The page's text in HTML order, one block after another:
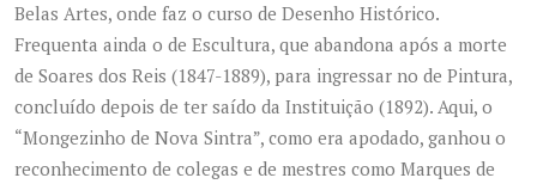
Belas Artes, onde faz o curso de Desenho Histórico.
Frequenta ainda o de Escultura, que abandona após a morte
de Soares dos Reis (1847-1889), para ingressar no de Pintura,
concluído depois de ter saído da Instituição (1892). Aqui, o
“Mongezinho de Nova Sintra”, como era apodado, ganhou o
reconhecimento de colegas e de mestres como Marques de